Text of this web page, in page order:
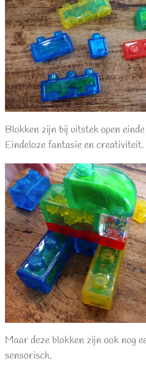
Blokken zijn bij uitstek open
Eindeloze fantasie en creativiteit.
Maar deze blokken zijn ook nog
sensorisch.